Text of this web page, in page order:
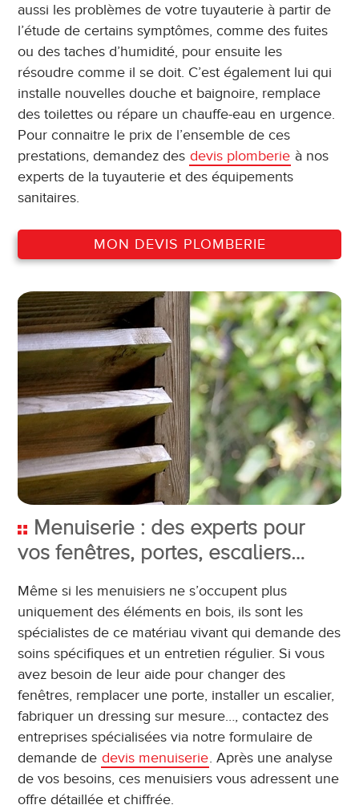
aussi les problèmes de votre tuyauterie à partir de
l’étude de certains symptômes, comme des fuites
ou des taches d’humidité, pour ensuite les
résoudre comme il se doit. C’est également lui qui
installe nouvelles douche et baignoire, remplace
des toilettes ou répare un chauffe-eau en urgence.
Pour connaitre le prix de l’ensemble de ces
prestations, demandez des devis plomberie à nos
experts de la tuyauterie et des équipements
sanitaires.
MON DEVIS PLOMBERIE
Menuiserie : des experts pour
vos fenêtres, portes, escaliers…
Même si les menuisiers ne s’occupent plus
uniquement des éléments en bois, ils sont les
spécialistes de ce matériau vivant qui demande des
soins spécifiques et un entretien régulier. Si vous
avez besoin de leur aide pour changer des
fenêtres, remplacer une porte, installer un escalier,
fabriquer un dressing sur mesure…, contactez des
entreprises spécialisées via notre formulaire de
demande de devis menuiserie. Après une analyse
de vos besoins, ces menuisiers vous adressent une
offre détaillée et chiffrée.